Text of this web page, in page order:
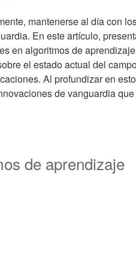
mantenerse al día con
En este artículo,
en algoritmos de aprendizaje
el estado actual del
Al profundizar en
de vanguardia
de aprendizaje